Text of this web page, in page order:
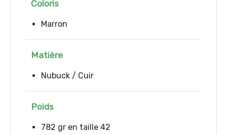
Coloris
Marron
Matière
Nubuck / Cuir
Poids
782 gr en taille 42